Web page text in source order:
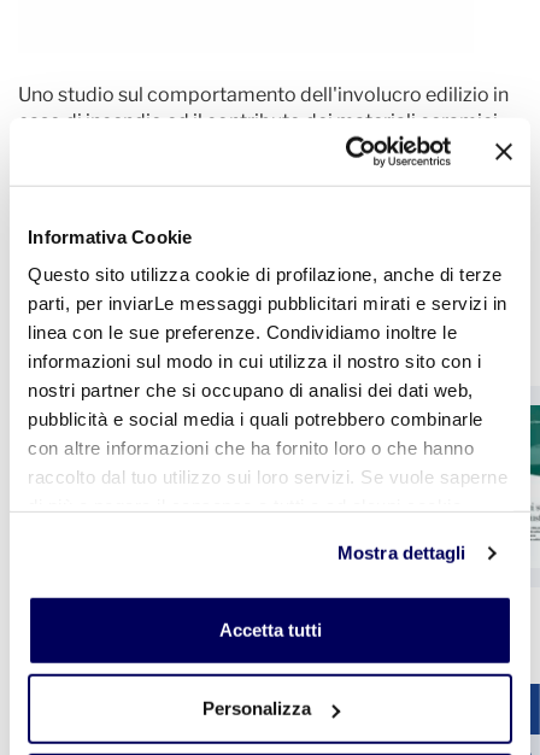
Informativa Cookie
Questo sito utilizza cookie di profilazione, anche di terze
parti, per inviarLe messaggi pubblicitari mirati e servizi in
linea con le sue preferenze. Condividiamo inoltre le
informazioni sul modo in cui utilizza il nostro sito con i
nostri partner che si occupano di analisi dei dati web,
pubblicità e social media i quali potrebbero combinarle
con altre informazioni che ha fornito loro o che hanno
raccolto dal tuo utilizzo sui loro servizi. Se vuole saperne
sul tasto "Accetta tutti". Se non vuole i cookie di
profilazione può negare il consenso sul tasto "Rifiuta".
Mostra dettagli
Accetta tutti
Personalizza
Uno studio sul comportamento dell'involucro edilizio in
caso di incendio ed il contributo dei materiali ceramici
alla sicurezza, non solo per gli interventi sull’esistente ma
Altre pubblicazioni
CER il giornale della
ceramica n. 417
1 23 4 5
Vedi tutte le pubblicazioni